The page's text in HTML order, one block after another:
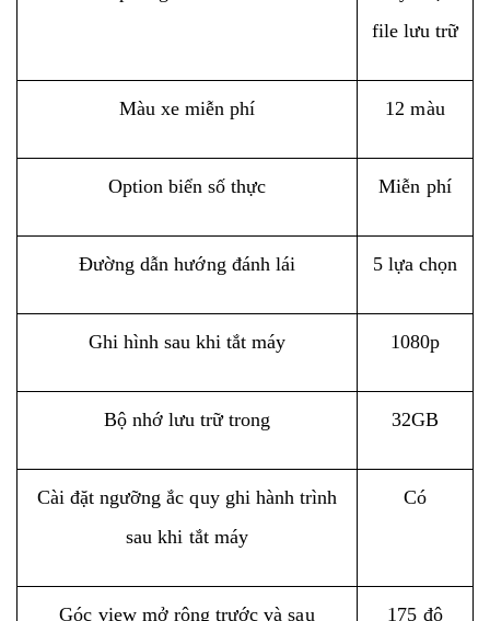
file lưu trữ
Màu xe miễn phí 12 màu
Option biển số thực Miễn phí
Đường dẫn hướng đánh lái 5 lựa chọn
Ghi hình sau khi tắt máy 1080p
Bộ nhớ lưu trữ trong 32GB
Cài đặt ngưỡng ắc quy ghi hành trình
sau khi tắt máy
Có
Góc view mở rộng trước và sau 175 độ